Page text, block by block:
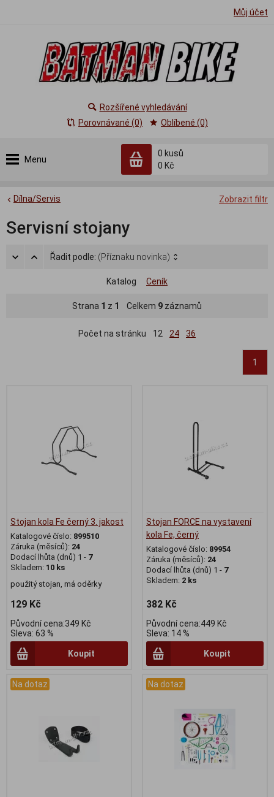
Můj účet
Menu
0 kusů
0 Kč
Rozšířené vyhledávání
Porovnávané (0)
Oblíbené (0)
Zobrazit filtr
Dílna/Servis
Servisní stojany
Řadit podle: (Příznaku novinka)
Katalog Ceník
Strana 1 z 1 Celkem 9 záznamů
Počet na stránku 12 24 36
1
Stojan kola Fe černý 3. jakost
Katalogové číslo: 899510
Záruka (měsíců): 24
Dodací lhůta (dnů) 1 - 7
Skladem: 10 ks
použitý stojan, má oděrky
129 Kč
Původní cena:349 Kč
Sleva: 63 %
Koupit
Stojan FORCE na vystavení
kola Fe, černý
Katalogové číslo: 89954
Záruka (měsíců): 24
Dodací lhůta (dnů) 1 - 7
Skladem: 2 ks
382 Kč
Původní cena:449 Kč
Sleva: 14 %
Koupit
Na dotaz Na dotaz